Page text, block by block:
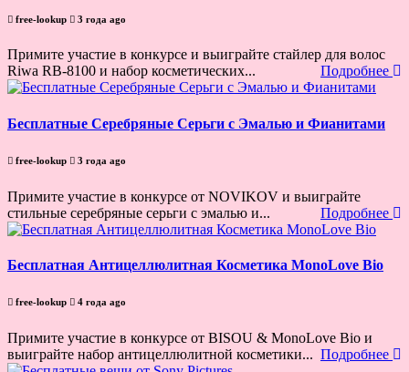
free-lookup 3 года ago
Примите участие в конкурсе и выиграйте стайлер для волос
Riwa RB-8100 и набор косметических...
Подробнее
Бесплатные Серебряные Серьги с Эмалью и Фианитами
free-lookup 3 года ago
Примите участие в конкурсе от NOVIKOV и выиграйте
стильные серебряные серьги с эмалью и...
Подробнее
Бесплатная Антицеллюлитная Косметика MonoLove Bio
free-lookup 4 года ago
Примите участие в конкурсе от BISOU & MonoLove Bio и
выиграйте набор антицеллюлитной косметики... Подробнее